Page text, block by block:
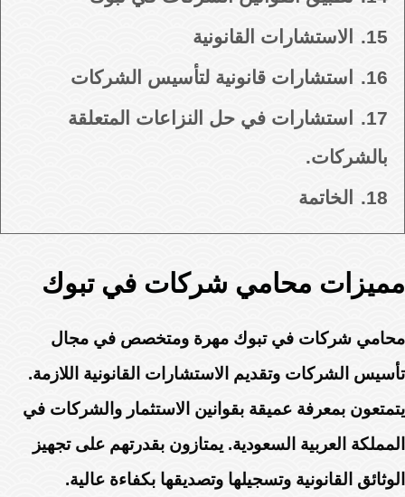
15.
الاستشارات القانونية
16.
استشارات قانونية لتأسيس الشركات
17.
استشارات في حل النزاعات المتعلقة
بالشركات.
18.
الخاتمة
مميزات محامي شركات في تبوك
محامي شركات في تبوك مهرة ومتخصص في مجال
تأسيس الشركات وتقديم الاستشارات القانونية اللازمة.
يتمتعون بمعرفة عميقة بقوانين الاستثمار والشركات في
المملكة العربية السعودية. يمتازون بقدرتهم على تجهيز
الوثائق القانونية وتسجيلها وتصديقها بكفاءة عالية.